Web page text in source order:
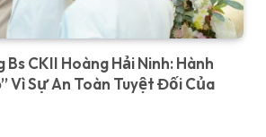
CKII Hoàng Hải Ninh: Hành
Vì Sự An Toàn Tuyệt Đối Của